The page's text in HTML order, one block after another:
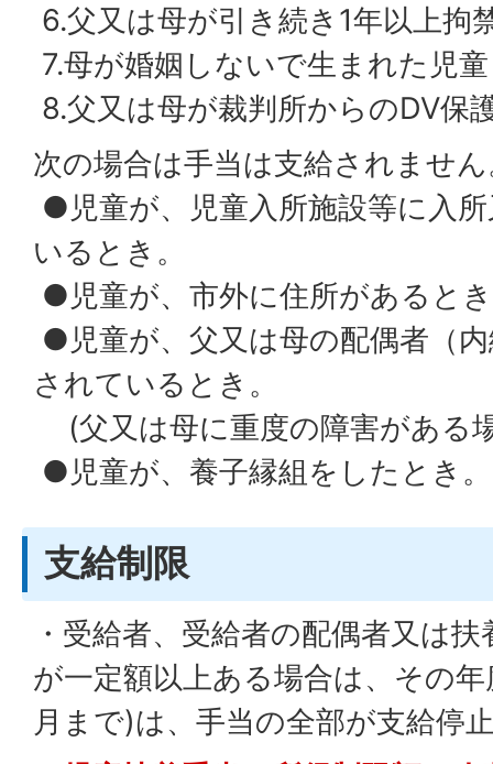
6.父又は母が引き続き1年以上拘
7.母が婚姻しないで生まれた児童
8.父又は母が裁判所からのDV保
次の場合は手当は支給されませ
●児童が、児童入所施設等に入
いるとき。
●児童が、市外に住所があると
●児童が、父又は母の配偶者（
されているとき。
(父又は母に重度の障害がある
●児童が、養子縁組をしたとき。
支給制限
・受給者、受給者の配偶者又は
が一定額以上ある場合は、その
月まで)は、手当の全部が支給停